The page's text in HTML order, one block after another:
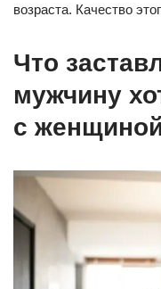
возраста. Качество
Что
мужчину
с